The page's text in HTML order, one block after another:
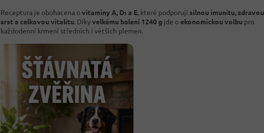
Receptura je obohacena ovitaminy A, D₃ a E, které podporují silnou imunitu, zdravou
srst a celkovou vitalitu. Díkyvelkému balení 1240 g jde o ekonomickou volbu pro
každodenní krmení středních i větších plemen.